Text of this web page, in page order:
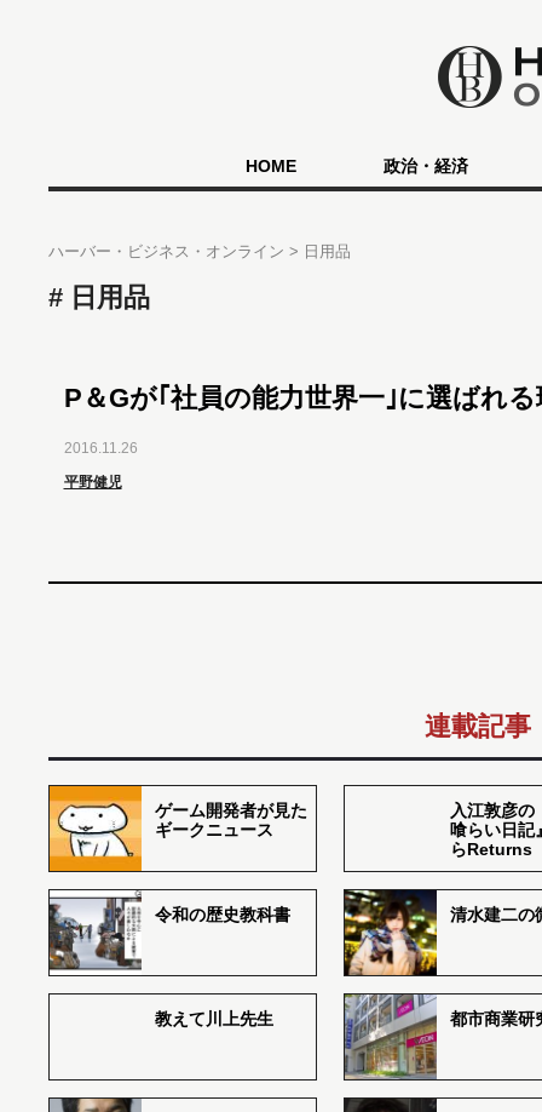
HOME 政治・経済
ハーバー・ビジネス・オンライン 日用品
日用品
P＆Gが｢社員の能力世界一｣に選ばれる
2016.11.26
平野健児
連載記事
ゲーム開発者が見た
ギークニュース
入江敦彦の
喰らい日記
らReturns
令和の歴史教科書 清水建二の
教えて川上先生 都市商業研